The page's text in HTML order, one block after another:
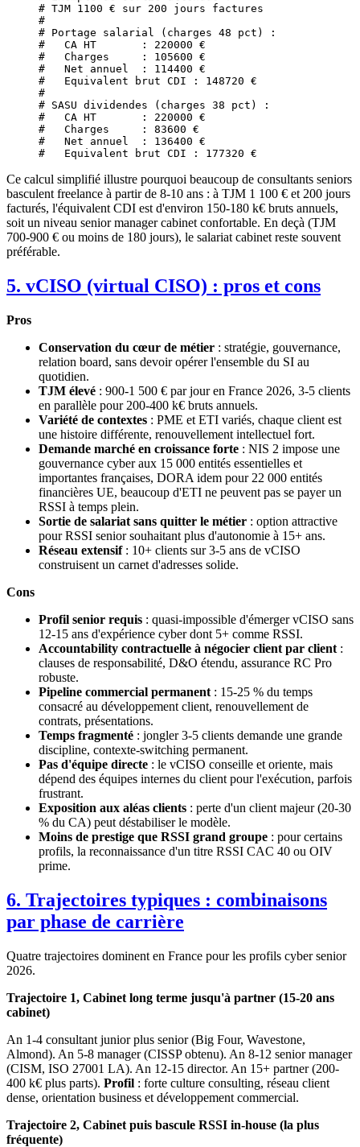
# TJM 1100 € sur 200 jours factures
#
# Portage salarial (charges 48 pct) :
#   CA HT       : 220000 €
#   Charges     : 105600 €
#   Net annuel  : 114400 €
#   Equivalent brut CDI : 148720 €
#
# SASU dividendes (charges 38 pct) :
#   CA HT       : 220000 €
#   Charges     : 83600 €
#   Net annuel  : 136400 €
#   Equivalent brut CDI : 177320 €
Ce calcul simplifié illustre pourquoi beaucoup de consultants seniors
basculent freelance à partir de 8-10 ans : à TJM 1 100 € et 200 jours
facturés, l'équivalent CDI est d'environ 150-180 k€ bruts annuels,
soit un niveau senior manager cabinet confortable. En deçà (TJM
700-900 € ou moins de 180 jours), le salariat cabinet reste souvent
préférable.
5. vCISO (virtual CISO) : pros et cons
Pros
Conservation du cœur de métier : stratégie, gouvernance,
relation board, sans devoir opérer l'ensemble du SI au
quotidien.
TJM élevé : 900-1 500 € par jour en France 2026, 3-5 clients
en parallèle pour 200-400 k€ bruts annuels.
Variété de contextes : PME et ETI variés, chaque client est
une histoire différente, renouvellement intellectuel fort.
Demande marché en croissance forte : NIS 2 impose une
gouvernance cyber aux 15 000 entités essentielles et
importantes françaises, DORA idem pour 22 000 entités
financières UE, beaucoup d'ETI ne peuvent pas se payer un
RSSI à temps plein.
Sortie de salariat sans quitter le métier : option attractive
pour RSSI senior souhaitant plus d'autonomie à 15+ ans.
Réseau extensif: 10+ clients sur 3-5 ans de vCISO
construisent un carnet d'adresses solide.
Cons
Profil senior requis : quasi-impossible d'émerger vCISO sans
12-15 ans d'expérience cyber dont 5+ comme RSSI.
Accountability contractuelle à négocier client par client :
clauses de responsabilité, D&O étendu, assurance RC Pro
robuste.
Pipeline commercial permanent : 15-25 % du temps
consacré au développement client, renouvellement de
contrats, présentations.
Temps fragmenté : jongler 3-5 clients demande une grande
discipline, contexte-switching permanent.
Pas d'équipe directe : le vCISO conseille et oriente, mais
dépend des équipes internes du client pour l'exécution, parfois
frustrant.
Exposition aux aléas clients : perte d'un client majeur (20-30
% du CA) peut déstabiliser le modèle.
Moins de prestige que RSSI grand groupe : pour certains
profils, la reconnaissance d'un titre RSSI CAC 40 ou OIV
prime.
6. Trajectoires typiques : combinaisons
par phase de carrière
Quatre trajectoires dominent en France pour les profils cyber senior
2026.
Trajectoire 1, Cabinet long terme jusqu'à partner (15-20 ans
cabinet)
An 1-4 consultant junior plus senior (Big Four, Wavestone,
Almond). An 5-8 manager (CISSP obtenu). An 8-12 senior manager
(CISM, ISO 27001 LA). An 12-15 director. An 15+ partner (200-
400 k€ plus parts). Profil : forte culture consulting, réseau client
dense, orientation business et développement commercial.
Trajectoire 2, Cabinet puis bascule RSSI in-house (la plus
fréquente)